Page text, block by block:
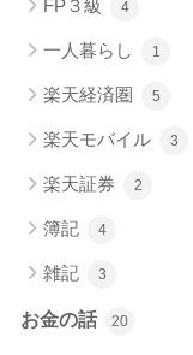
FP３級 4
一人暮らし 1
楽天経済圏 5
楽天モバイル 3
楽天証券 2
簿記 4
雑記 3
お金の話 20